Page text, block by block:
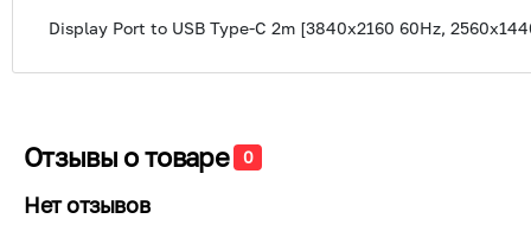
Display Port to USB Type-C 2m [3840x2160 60Hz,
Отзывы о товаре 0
Нет отзывов